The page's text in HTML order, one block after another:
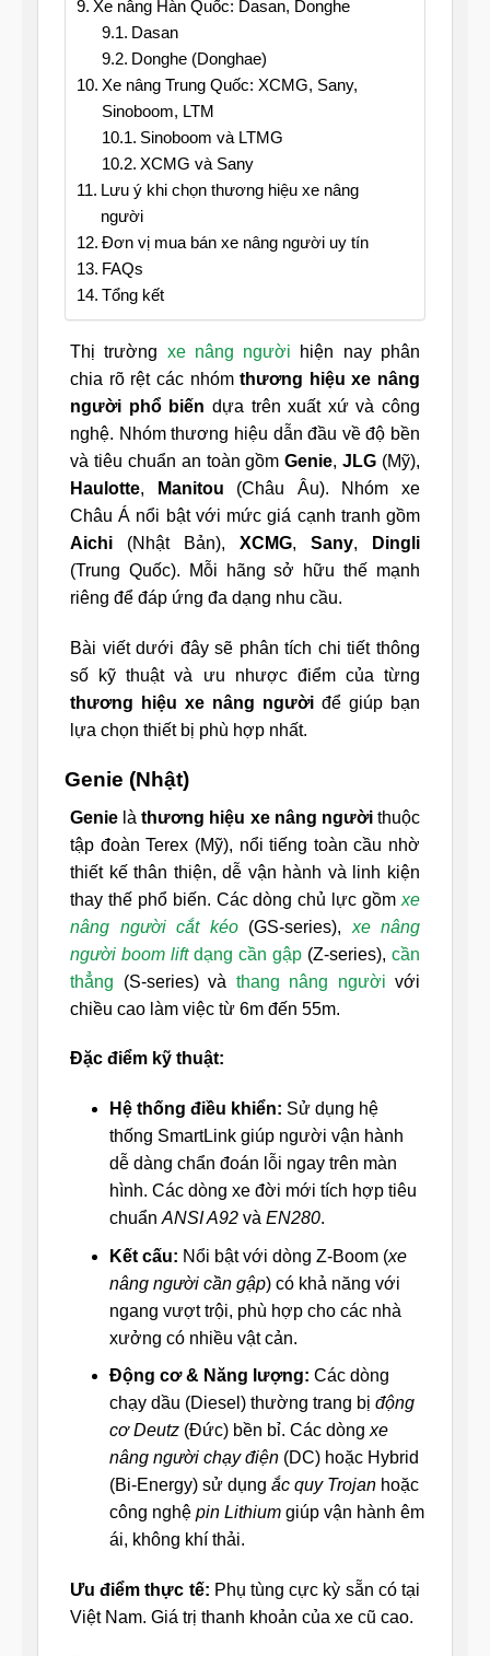
Xe nâng Hàn Quốc: Dasan, Donghe
Dasan
Donghe (Donghae)
Xe nâng Trung Quốc: XCMG, Sany,
Sinoboom, LTM
Sinoboom và LTMG
XCMG và Sany
Lưu ý khi chọn thương hiệu xe nâng
người
Đơn vị mua bán xe nâng người uy tín
FAQs
Tổng kết
Thị trường xe nâng người hiện nay phân
chia rõ rệt các nhómthương hiệu xe nâng
người phổ biến dựa trên xuất xứ và công
nghệ. Nhóm thương hiệu dẫn đầu về độ bền
và tiêu chuẩn an toàn gồmGenie,JLG (Mỹ),
Haulotte, Manitou (Châu Âu). Nhóm xe
Châu Á nổi bật với mức giá cạnh tranh gồm
Aichi (Nhật Bản), XCMG, Sany,
Dingli
(Trung Quốc). Mỗi hãng sở hữu thế mạnh
riêng để đáp ứng đa dạng nhu cầu.
Bài viết dưới đây sẽ phân tích chi tiết thông
số kỹ thuật và ưu nhược điểm của từng
thương hiệu xe nâng người để giúp bạn
lựa chọn thiết bị phù hợp nhất.
Genie (Nhật)
Genie làthương hiệu xe nâng ngườithuộc
tập đoàn Terex (Mỹ), nổi tiếng toàn cầu nhờ
thiết kế thân thiện, dễ vận hành và linh kiện
thay thế phổ biến. Các dòng chủ lực gồm xe
nâng người cắt kéo(GS-series), xe nâng
người boom liftdạng cần gập (Z-series), cần
thẳng (S-series) và thang nâng người với
chiều cao làm việc từ 6m đến 55m.
Đặc điểm kỹ thuật:
Hệ thống điều khiển: Sử dụng hệ
thống SmartLink giúp người vận hành
dễ dàng chẩn đoán lỗi ngay trên màn
hình. Các dòng xe đời mới tích hợp tiêu
chuẩn ANSI A92và EN280.
Kết cấu: Nổi bật với dòng Z-Boom (xe
nâng người cần gập) có khả năng với
ngang vượt trội, phù hợp cho các nhà
xưởng có nhiều vật cản.
Động cơ & Năng lượng: Các dòng
chạy dầu (Diesel) thường trang bị động
cơ Deutz(Đức) bền bỉ. Các dòng xe
nâng người chạy điện(DC) hoặc Hybrid
(Bi-Energy) sử dụng ắc quy Trojanhoặc
công nghệ pin Lithiumgiúp vận hành êm
ái, không khí thải.
Ưu điểm thực tế: Phụ tùng cực kỳ sẵn có tại
Việt Nam. Giá trị thanh khoản của xe cũ cao.